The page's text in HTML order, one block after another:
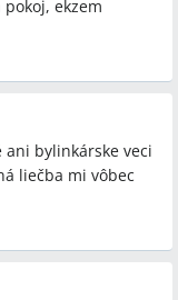
diéta, testy
skúšané ako
v minulosti
záznamov,
a
ekzem
bylinkárske veci
liečba mi vôbec